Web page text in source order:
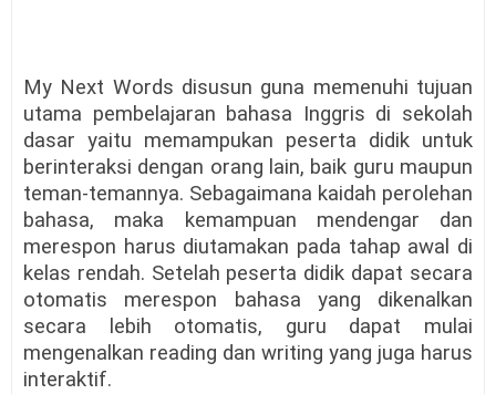
My Next Words disusun guna memenuhi tujuan
utama pembelajaran bahasa Inggris di sekolah
dasar yaitu memampukan peserta didik untuk
berinteraksi dengan orang lain, baik guru maupun
teman-temannya. Sebagaimana kaidah perolehan
bahasa, maka kemampuan mendengar dan
merespon harus diutamakan pada tahap awal di
kelas rendah. Setelah peserta didik dapat secara
otomatis merespon bahasa yang dikenalkan
secara lebih otomatis, guru dapat mulai
mengenalkan reading dan writing yang juga harus
interaktif.